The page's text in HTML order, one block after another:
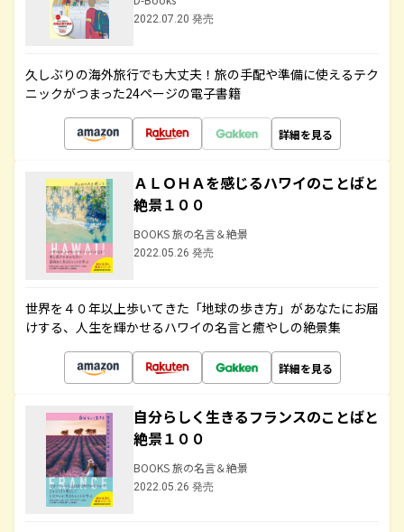
2022.07.20 発売
久しぶりの海外旅行でも大丈夫！旅の手配や準備に使えるテク
ニックがつまった24ページの電子書籍
詳細を見る
ＡＬＯＨＡを感じるハワイのことばと
絶景１００
BOOKS 旅の名言＆絶景
2022.05.26 発売
世界を４０年以上歩いてきた「地球の歩き方」があなたにお届
けする、人生を輝かせるハワイの名言と癒やしの絶景集
詳細を見る
自分らしく生きるフランスのことばと
絶景１００
BOOKS 旅の名言＆絶景
2022.05.26 発売